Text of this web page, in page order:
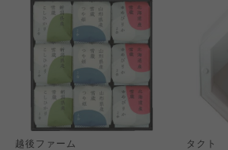
越後ファーム タクト